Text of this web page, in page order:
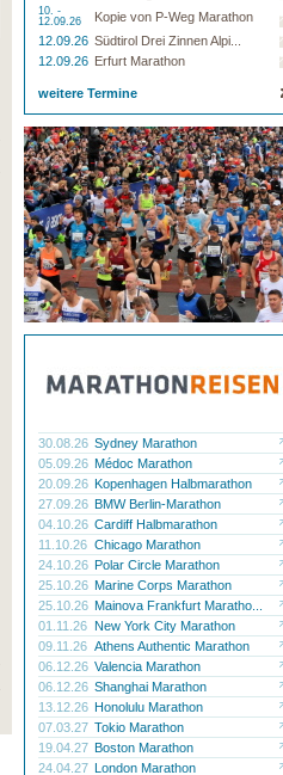
10. -
12.09.26
Kopie von P-Weg Marathon
12.09.26 Südtirol Drei Zinnen Alpi...
12.09.26 Erfurt Marathon
weitere Termine
30.08.26 Sydney Marathon
05.09.26 Médoc Marathon
20.09.26 Kopenhagen Halbmarathon
27.09.26 BMW Berlin-Marathon
04.10.26 Cardiff Halbmarathon
11.10.26 Chicago Marathon
24.10.26 Polar Circle Marathon
25.10.26 Marine Corps Marathon
25.10.26 Mainova Frankfurt Maratho...
01.11.26 New York City Marathon
09.11.26 Athens Authentic Marathon
06.12.26 Valencia Marathon
06.12.26 Shanghai Marathon
13.12.26 Honolulu Marathon
07.03.27 Tokio Marathon
19.04.27 Boston Marathon
24.04.27 London Marathon